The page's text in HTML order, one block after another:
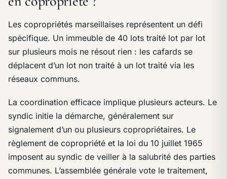
Les copropriétés marseillaises représentent un défi
spécifique. Un immeuble de 40 lots traité lot par lot
sur plusieurs mois ne résout rien : les cafards se
déplacent d’un lot non traité à un lot traité via les
réseaux communs.
La coordination efficace implique plusieurs acteurs. Le
syndic initie la démarche, généralement sur
signalement d’un ou plusieurs copropriétaires. Le
règlement de copropriété et la loi du 10 juillet 1965
imposent au syndic de veiller à la salubrité des parties
communes. L’assemblée générale vote le traitement,